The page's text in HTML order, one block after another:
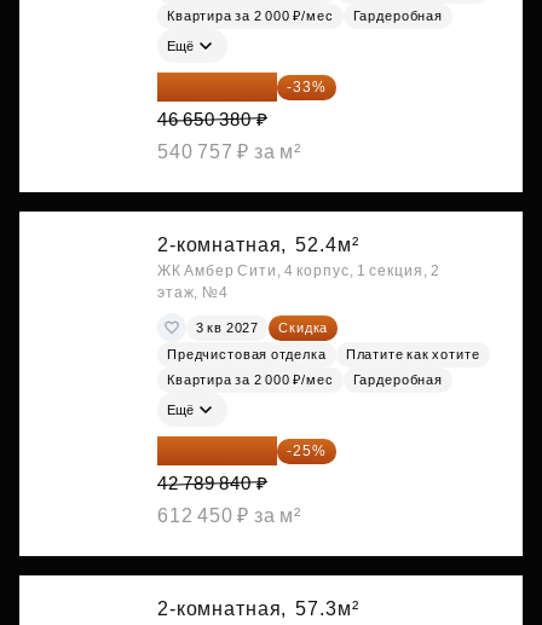
Квартира за 2 000 ₽/мес
Гардеробная
Ещё
31 255 755 ₽ -33%
46 650 380 ₽
540 757 ₽ за м²
2-комнатная, 52.4м²
ЖК Амбер Сити, 4 корпус, 1 секция, 2
этаж, №4
3 кв 2027
Скидка
Предчистовая отделка
Платите как хотите
Квартира за 2 000 ₽/мес
Гардеробная
Ещё
32 092 380 ₽ -25%
42 789 840 ₽
612 450 ₽ за м²
2-комнатная, 57.3м²